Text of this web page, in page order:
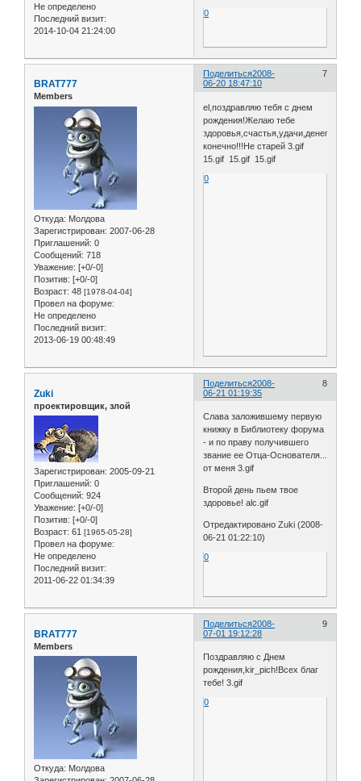
Не определено
Последний визит:
2014-10-04 21:24:00
0
Поделиться 7
2008-
06-20 18:47:10
BRAT777
Members
Откуда: Молдова
Зарегистрирован: 2007-06-28
Приглашений: 0
Сообщений: 718
Уважение: [+0/-0]
Позитив: [+0/-0]
Возраст: 48 [1978-04-04]
Провел на форуме:
Не определено
Последний визит:
2013-06-19 00:48:49
el,поздравляю тебя с днем
рождения!Желаю тебе
здоровья,счастья,удачи,денег
конечно!!!Не старей 3.gif
15.gif 15.gif 15.gif
0
Поделиться 8
2008-
06-21 01:19:35
Zuki
проектировщик, злой
Зарегистрирован: 2005-09-21
Приглашений: 0
Сообщений: 924
Уважение: [+0/-0]
Позитив: [+0/-0]
Возраст: 61 [1965-05-28]
Провел на форуме:
Не определено
Последний визит:
2011-06-22 01:34:39
Слава заложившему первую
книжку в Библиотеку форума
- и по праву получившего
звание ее Отца-Основателя...
от меня 3.gif
Второй день пьем твое
здоровье! alc.gif
Отредактировано Zuki (2008-
06-21 01:22:10)
0
Поделиться 9
2008-
07-01 19:12:28
BRAT777
Members
Откуда: Молдова
Поздравляю с Днем
рождения,kir_pich!Всех благ
тебе! 3.gif
0